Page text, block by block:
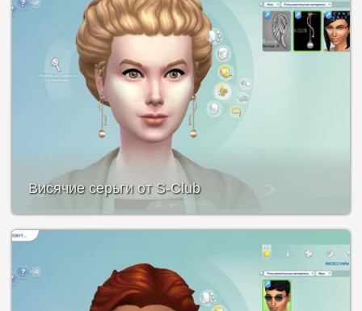
Висячие серьги от S-Club